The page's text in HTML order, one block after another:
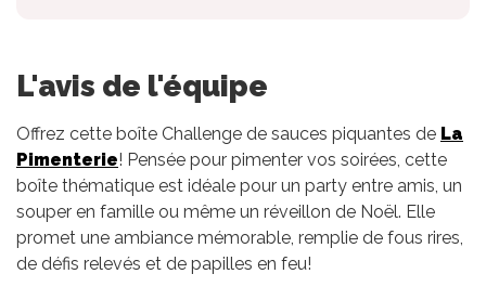
L'avis de l'équipe
Offrez cette boîte Challenge de sauces piquantes de La
Pimenterie! Pensée pour pimenter vos soirées, cette
boîte thématique est idéale pour un party entre amis, un
souper en famille ou même un réveillon de Noël. Elle
promet une ambiance mémorable, remplie de fous rires,
de défis relevés et de papilles en feu!